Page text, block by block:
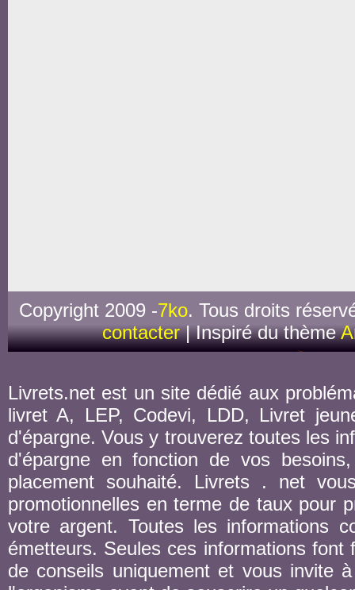
Copyright 2009 -7ko. Tous droits
contacter| Inspiré du thème
Livrets.net est un site dédié aux
livret A, LEP, Codevi, LDD, Livret
d'épargne. Vous y trouverez toutes les
d'épargne en fonction de vos
placement souhaité. Livrets . net
promotionnelles en terme de taux pour
votre argent. Toutes les informations
émetteurs. Seules ces informations
de conseils uniquement et vous invite